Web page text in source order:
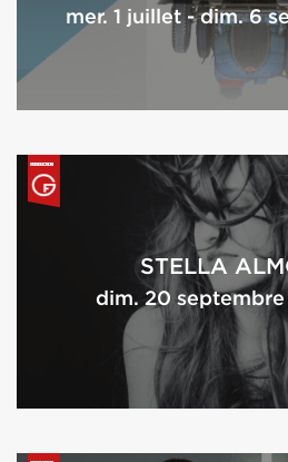
mer. 1 juillet - dim. 6
STELLA
dim. 20